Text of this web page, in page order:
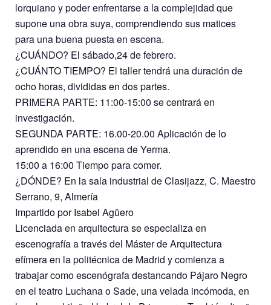
lorquiano y poder enfrentarse a la complejidad que
supone una obra suya, comprendiendo sus matices
para una buena puesta en escena.
¿CUÁNDO? El sábado,24 de febrero.
¿CUÁNTO TIEMPO? El taller tendrá una duración de
ocho horas, divididas en dos partes.
PRIMERA PARTE: 11:00-15:00 se centrará en
investigación.
SEGUNDA PARTE: 16.00-20.00 Aplicación de lo
aprendido en una escena de Yerma.
15:00 a 16:00 Tiempo para comer.
¿DÓNDE? En la sala industrial de Clasijazz, C. Maestro
Serrano, 9, Almería
Impartido por Isabel Agüero
Licenciada en arquitectura se especializa en
escenografía a través del Máster de Arquitectura
efímera en la politécnica de Madrid y comienza a
trabajar como escenógrafa destancando Pájaro Negro
en el teatro Luchana o Sade, una velada incómoda, en